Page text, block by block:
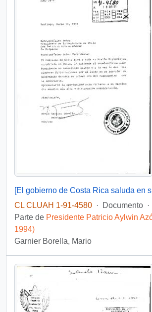
CL CLUAH 1-91-4580 · Documento ·
Parte de Presidente Patricio Aylwin
1994)
Garnier Borella, Mario